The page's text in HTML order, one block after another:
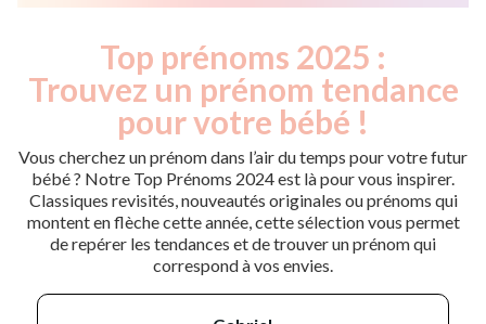
Top prénoms 2025 :
Trouvez un prénom tendance
pour votre bébé !
Vous cherchez un prénom dans l’air du temps pour votre futur
bébé ? Notre Top Prénoms 2024 est là pour vous inspirer.
Classiques revisités, nouveautés originales ou prénoms qui
montent en flèche cette année, cette sélection vous permet
de repérer les tendances et de trouver un prénom qui
correspond à vos envies.